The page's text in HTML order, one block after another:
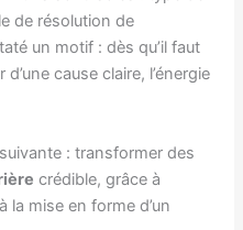
de résolution de
un motif : dès qu’il faut
cause claire, l’énergie
: transformer des
crédible, grâce à
la mise en forme d’un